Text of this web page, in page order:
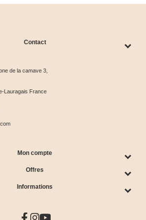
Contact
de la camave 3,
Lauragais France
Mon compte
Offres
Informations